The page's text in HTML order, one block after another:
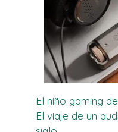
El niño gaming
El viaje de un